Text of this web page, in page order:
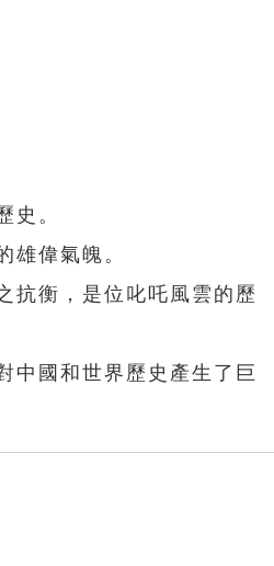
史。
雄偉氣魄。
抗衡，是位叱吒風雲的歷
中國和世界歷史產生了巨